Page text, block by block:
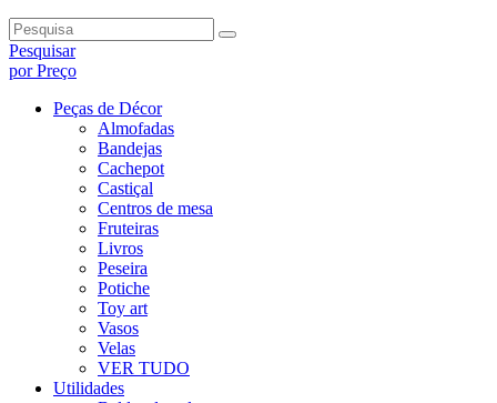
Pesquisar
por Preço
Peças de Décor
Almofadas
Bandejas
Cachepot
Castiçal
Centros de mesa
Fruteiras
Livros
Peseira
Potiche
Toy art
Vasos
Velas
VER TUDO
Utilidades